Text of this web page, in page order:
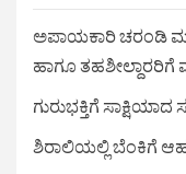
ಅಪಾಯಕಾರಿ ಚರಂಡಿ
ಹಾಗೂ
ಗುರುಭಕ್ತಿಗೆ
ಶಿರಾಲಿಯಲ್ಲಿ ಬೆಂಕಿಗೆ